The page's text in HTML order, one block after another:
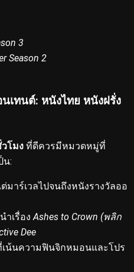
3
Season 2
เทนต์: หนังไทย หนังฝรั่ง
โมง ที่ดีควรมีหมวดหมู่ที่
น:
มาร์เวลไปจนถึงหนังรางวัลออ
ำเรื่องAshes to Crown (พลิก
Dee
น้นความฟินจิกหมอนและโปร